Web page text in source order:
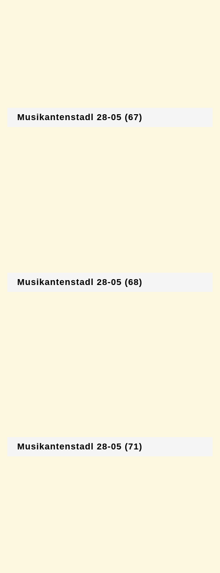
Musikantenstadl 28-05 (67)
Musikantenstadl 28-05 (68)
Musikantenstadl 28-05 (71)